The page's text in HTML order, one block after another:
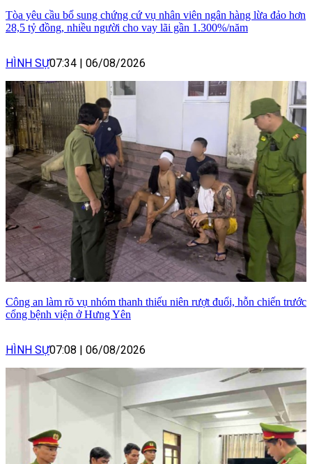
Tòa yêu cầu bổ sung chứng cứ vụ nhân viên ngân hàng lừa đảo hơn
28,5 tỷ đồng, nhiều người cho vay lãi gần 1.300%/năm
HÌNH SỰ07:34 | 06/08/2026
Công an làm rõ vụ nhóm thanh thiếu niên rượt đuổi, hỗn chiến trước
cổng bệnh viện ở Hưng Yên
HÌNH SỰ07:08 | 06/08/2026